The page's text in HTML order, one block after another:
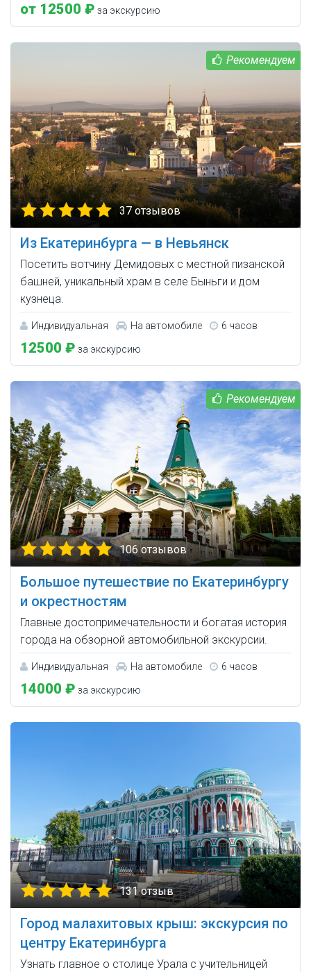
от 12500 ₽ за экскурсию
37 отзывов
Из Екатеринбурга — в Невьянск
Посетить вотчину Демидовых с местной пизанской
башней, уникальный храм в селе Быньги и дом
кузнеца.
Индивидуальная На автомобиле 6 часов
12500 ₽ за экскурсию
106 отзывов
Большое путешествие по Екатеринбургу
и окрестностям
Главные достопримечательности и богатая история
города на обзорной автомобильной экскурсии.
Индивидуальная На автомобиле 6 часов
14000 ₽ за экскурсию
131 отзыв
Город малахитовых крыш: экскурсия по
центру Екатеринбурга
Узнать главное о столице Урала с учительницей